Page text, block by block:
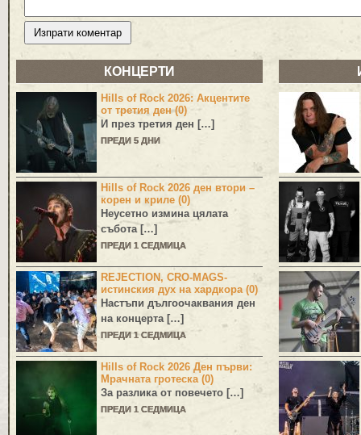
КОНЦЕРТИ
Hills of Rock 2026: Акцентите
от третия ден (0)
И през третия ден […]
ПРЕДИ 5 ДНИ
Hills of Rock 2026 ден втори –
корен и криле (0)
Неусетно измина цялата
събота […]
ПРЕДИ 1 СЕДМИЦА
REJECTION, CRO-MAGS-
истинския дух на хардкора (0)
Настъпи дългоочаквания ден
на концерта […]
ПРЕДИ 1 СЕДМИЦА
Hills of Rock 2026 Ден първи:
Мрачната гротеска (0)
За разлика от повечето […]
ПРЕДИ 1 СЕДМИЦА